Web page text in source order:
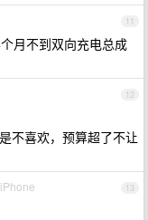
11
月不到双向充电总成
12
不喜欢，预算超了不让
13